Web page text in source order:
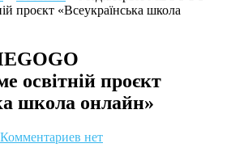
проєкт «Всеукраїнська школа
освітній проєкт
школа онлайн»
Комментариев нет